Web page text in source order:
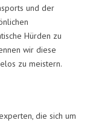
und der
Hürden zu
wir diese
zu meistern.
die sich um